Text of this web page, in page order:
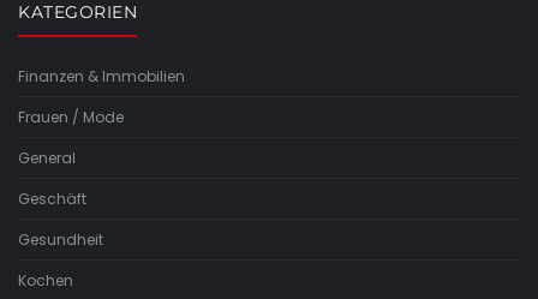
KATEGORIEN
Finanzen & Immobilien
Frauen / Mode
General
Geschäft
Gesundheit
Kochen